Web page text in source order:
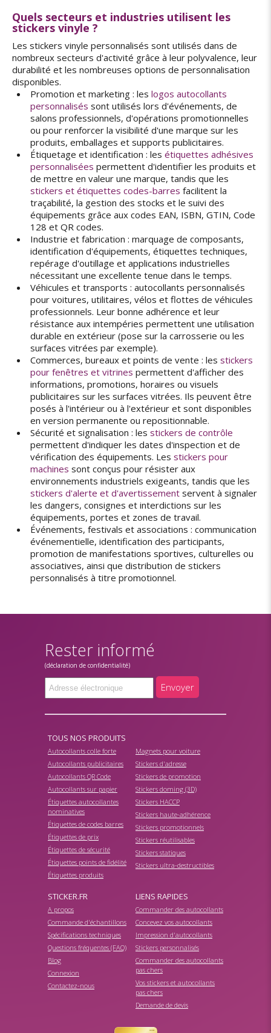
Quels secteurs et industries utilisent les
stickers vinyle ?
Les stickers vinyle personnalisés sont utilisés dans de
nombreux secteurs d'activité grâce à leur polyvalence, leur
durabilité et les nombreuses options de personnalisation
disponibles.
Promotion et marketing : les logos autocollants
personnalisés sont utilisés lors d'événements, de
salons professionnels, d'opérations promotionnelles
ou pour renforcer la visibilité d'une marque sur les
produits, emballages et supports publicitaires.
Étiquetage et identification : les étiquettes adhésives
personnalisées permettent d'identifier les produits et
de mettre en valeur une marque, tandis que les
stickers et étiquettes codes-barres facilitent la
traçabilité, la gestion des stocks et le suivi des
équipements grâce aux codes EAN, ISBN, GTIN, Code
128 et QR codes.
Industrie et fabrication : marquage de composants,
identification d'équipements, étiquettes techniques,
repérage d'outillage et applications industrielles
nécessitant une excellente tenue dans le temps.
Véhicules et transports : autocollants personnalisés
pour voitures, utilitaires, vélos et flottes de véhicules
professionnels. Leur bonne adhérence et leur
résistance aux intempéries permettent une utilisation
durable en extérieur (pose sur la carrosserie ou les
surfaces vitrées par exemple).
Commerces, bureaux et points de vente : les stickers
pour fenêtres et vitrines permettent d'afficher des
informations, promotions, horaires ou visuels
publicitaires sur les surfaces vitrées. Ils peuvent être
posés à l'intérieur ou à l'extérieur et sont disponibles
en version permanente ou repositionnable.
Sécurité et signalisation : les stickers de contrôle
permettent d'indiquer les dates d'inspection et de
vérification des équipements. Les stickers pour
machines sont conçus pour résister aux
environnements industriels exigeants, tandis que les
stickers d'alerte et d'avertissement servent à signaler
les dangers, consignes et interdictions sur les
équipements, portes et zones de travail.
Événements, festivals et associations : communication
événementielle, identification des participants,
promotion de manifestations sportives, culturelles ou
associatives, ainsi que distribution de stickers
personnalisés à titre promotionnel.
Rester informé
(déclaration de confidentialité)
Envoyer
TOUS NOS PRODUITS
Autocollants colle forte
Autocollants publicitaires
Autocollants QR Code
Autocollants sur papier
Étiquettes autocollantes
nominatives
Étiquettes de codes barres
Étiquettes de prix
Étiquettes de sécurité
Étiquettes points de fidélité
Étiquettes produits
Magnets pour voiture
Stickers d'adresse
Stickers de promotion
Stickers doming (3D)
Stickers HACCP
Stickers haute-adhérence
Stickers promotionnels
Stickers réutilisables
Stickers statiques
Stickers ultra-destructibles
STICKER.FR
A propos
Commande d'échantillons
Spécifications techniques
Questions fréquentes (FAQ)
Blog
Connexion
Contactez-nous
LIENS RAPIDES
Commander des autocollants
Concevez vos autocollants
Impression d'autocollants
Stickers personnalisés
Commander des autocollants
pas chers
Vos stickers et autocollants
pas chers
Demande de devis